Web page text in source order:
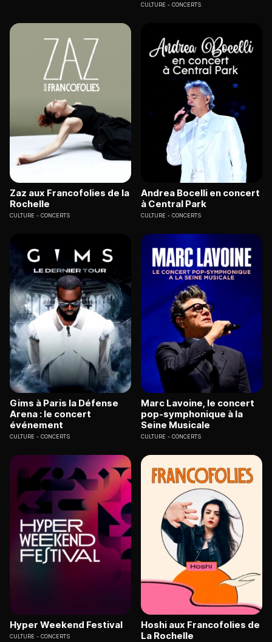
CULTURE CONCERTS
Zaz aux Francofolies de la
Rochelle
CULTURE CONCERTS
Andrea Bocelli en concert
à Central Park
CULTURE CONCERTS
Gims à Paris la Défense
Arena : le concert
événement
CULTURE CONCERTS
Marc Lavoine, le concert
pop-symphonique à la
Seine Musicale
CULTURE CONCERTS
Hyper Weekend Festival
CULTURE CONCERTS
Hoshi aux Francofolies de
La Rochelle